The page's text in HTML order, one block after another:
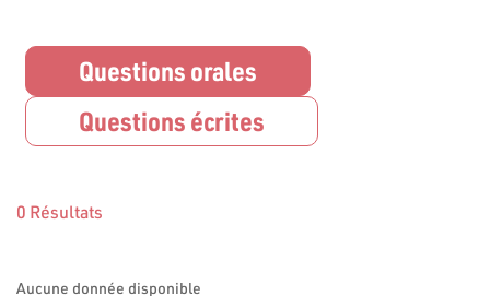
Questions orales
Questions écrites
0 Résultats
Aucune donnée disponible